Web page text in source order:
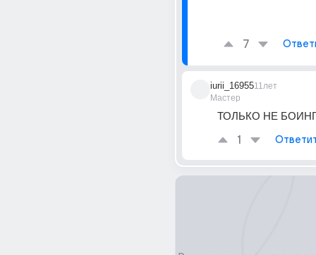
7
iurii_16955
Мастер
11лет
ТОЛЬКО НЕ
1